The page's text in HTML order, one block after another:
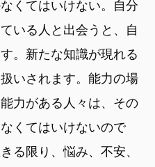
くてはいけない。自分
いる人と出会うと、自
。新たな知識が現れる
いされます。能力の場
力がある人々は、その
くてはいけないので
る限り、悩み、不安、